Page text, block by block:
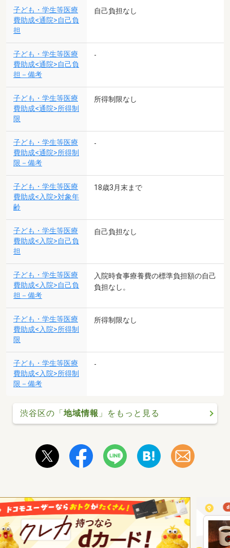
子ども・学生等医療
費助成<通院>自己負
担
自己負担なし
子ども・学生等医療
費助成<通院>自己負
担－備考
-
子ども・学生等医療
費助成<通院>所得制
限
所得制限なし
子ども・学生等医療
費助成<通院>所得制
限－備考
-
子ども・学生等医療
費助成<入院>対象年
齢
18歳3月末まで
子ども・学生等医療
費助成<入院>自己負
担
自己負担なし
子ども・学生等医療
費助成<入院>自己負
担－備考
入院時食事療養費の標準負担額の自己
負担なし。
子ども・学生等医療
費助成<入院>所得制
限
所得制限なし
子ども・学生等医療
費助成<入院>所得制
限－備考
-
渋谷区の「地域情報 」をもっと見る